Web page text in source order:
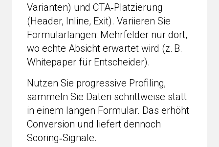
Varianten) und CTA‑Platzierung
(Header, Inline, Exit). Variieren Sie
Formularlängen: Mehrfelder nur dort,
wo echte Absicht erwartet wird (z. B.
Whitepaper für Entscheider).
Nutzen Sie progressive Profiling‚
sammeln Sie Daten schrittweise statt
in einem langen Formular. Das erhöht
Conversion und liefert dennoch
Scoring‑Signale.